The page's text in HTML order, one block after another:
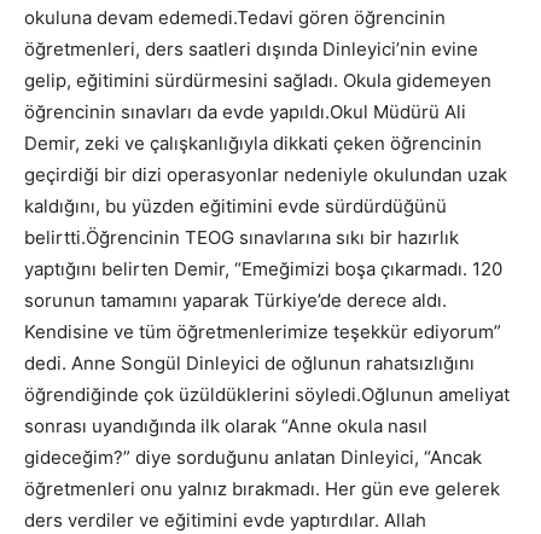
okuluna devam edemedi.Tedavi gören öğrencinin
öğretmenleri, ders saatleri dışında Dinleyici’nin evine
gelip, eğitimini sürdürmesini sağladı. Okula gidemeyen
öğrencinin sınavları da evde yapıldı.Okul Müdürü Ali
Demir, zeki ve çalışkanlığıyla dikkati çeken öğrencinin
geçirdiği bir dizi operasyonlar nedeniyle okulundan uzak
kaldığını, bu yüzden eğitimini evde sürdürdüğünü
belirtti.Öğrencinin TEOG sınavlarına sıkı bir hazırlık
yaptığını belirten Demir, “Emeğimizi boşa çıkarmadı. 120
sorunun tamamını yaparak Türkiye’de derece aldı.
Kendisine ve tüm öğretmenlerimize teşekkür ediyorum”
dedi. Anne Songül Dinleyici de oğlunun rahatsızlığını
öğrendiğinde çok üzüldüklerini söyledi.Oğlunun ameliyat
sonrası uyandığında ilk olarak “Anne okula nasıl
gideceğim?” diye sorduğunu anlatan Dinleyici, “Ancak
öğretmenleri onu yalnız bırakmadı. Her gün eve gelerek
ders verdiler ve eğitimini evde yaptırdılar. Allah